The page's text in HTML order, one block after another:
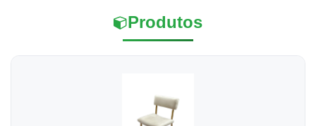
Produtos